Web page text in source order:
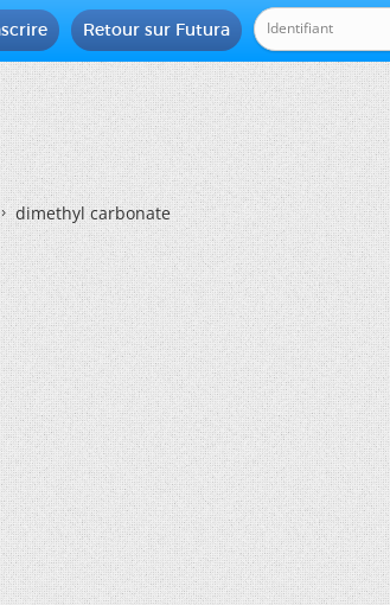
Retour sur Futura
dimethyl carbonate